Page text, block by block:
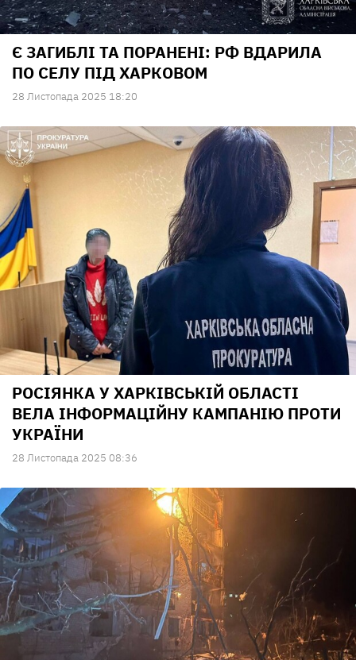
Є ЗАГИБЛІ ТА ПОРАНЕНІ: РФ ВДАРИЛА
ПО СЕЛУ ПІД ХАРКОВОМ
28 Листопада 2025 18:20
РОСІЯНКА У ХАРКІВСЬКІЙ ОБЛАСТІ
ВЕЛА ІНФОРМАЦІЙНУ КАМПАНІЮ ПРОТИ
УКРАЇНИ
28 Листопада 2025 08:36